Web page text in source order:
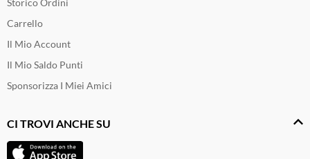
Storico Ordini
Carrello
Il Mio Account
Il Mio Saldo Punti
Sponsorizza I Miei Amici
CI TROVI ANCHE SU